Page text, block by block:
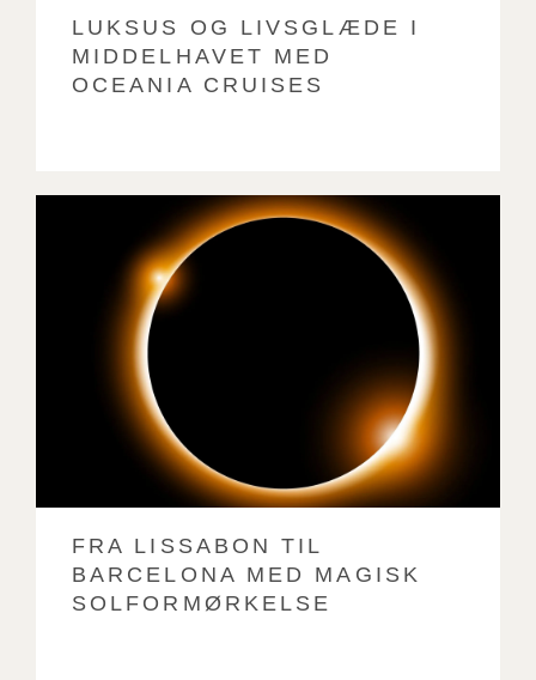
LUKSUS OG LIVSGLÆDE I
MIDDELHAVET MED
OCEANIA CRUISES
FRA LISSABON TIL
BARCELONA MED MAGISK
SOLFORMØRKELSE